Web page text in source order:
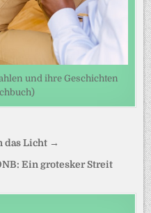
und ihre Geschichten
das Licht →
Ein grotesker Streit